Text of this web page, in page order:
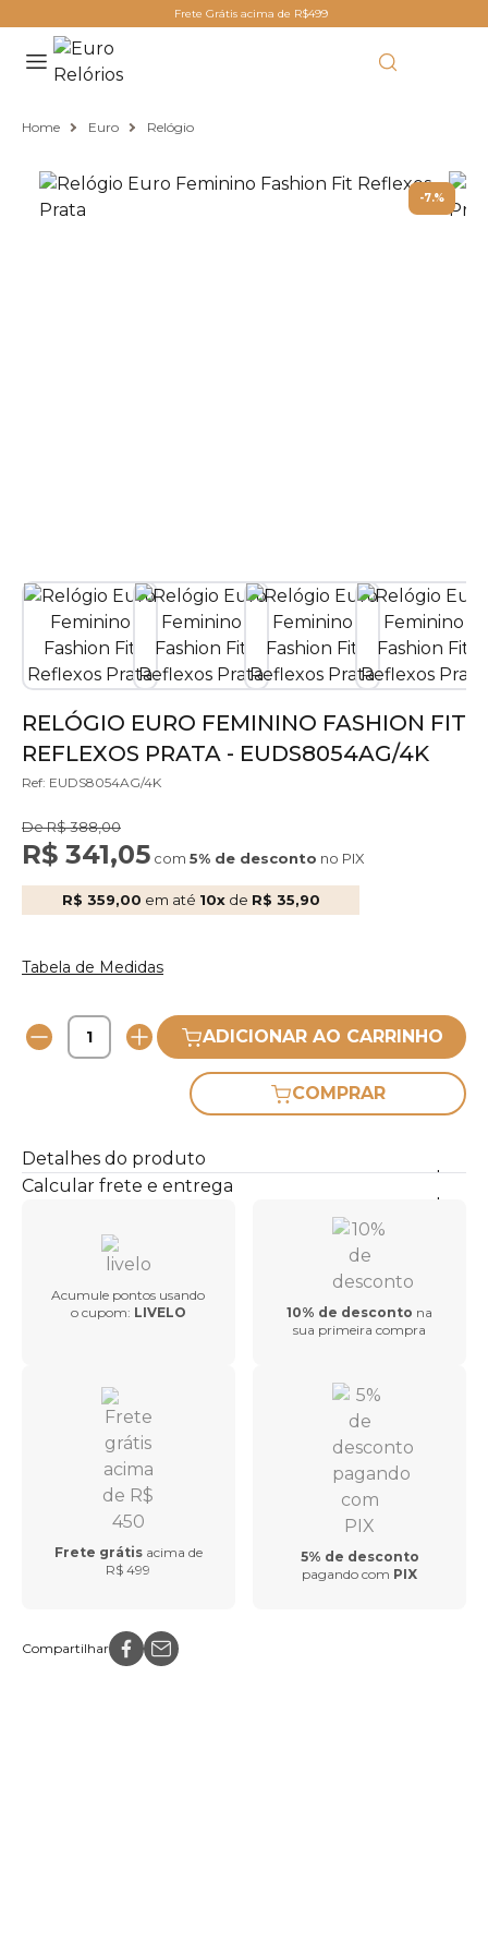
Frete Grátis acima de R$499
Home Euro Relógio
-7.%
RELÓGIO EURO FEMININO FASHION FIT
REFLEXOS PRATA - EUDS8054AG/4K
Ref: EUDS8054AG/4K
De R$ 388,00
R$ 341,05 com 5% de desconto no PIX
R$ 359,00 em até 10xde R$ 35,90
Tabela de Medidas
ADICIONAR AO CARRINHO
COMPRAR
Detalhes do produto
Calcular frete e entrega
Acumule pontos usando
o cupom: LIVELO 10% de desconto na
sua primeira compra
Frete grátis acima de
R$ 499
5% de desconto
pagando com PIX
Compartilhar